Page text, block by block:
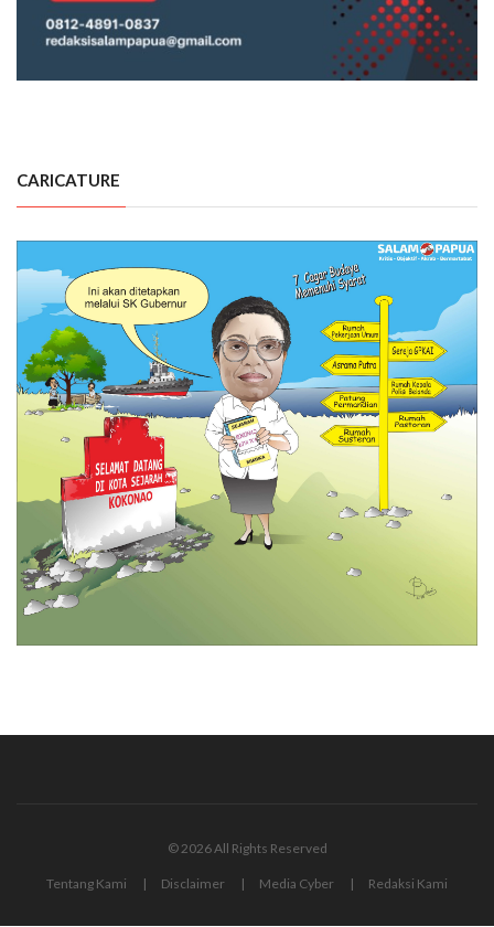
CARICATURE
© 2026 All Rights Reserved
Tentang Kami Disclaimer Media Cyber Redaksi Kami